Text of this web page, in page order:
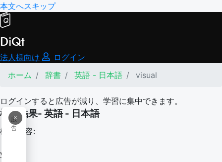
本文へスキップ
DiQt
法人様向け
ログイン
ホーム
辞書 英語 - 日本語 visual
ログインすると広告が減り、学習に集中できます。
×
広
告
検索結果- 英語 - 日本語
検索内容:
visual